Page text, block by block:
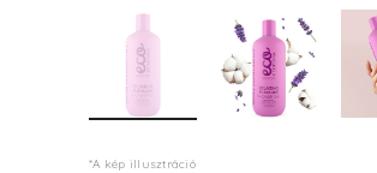
*A kép illusztráció